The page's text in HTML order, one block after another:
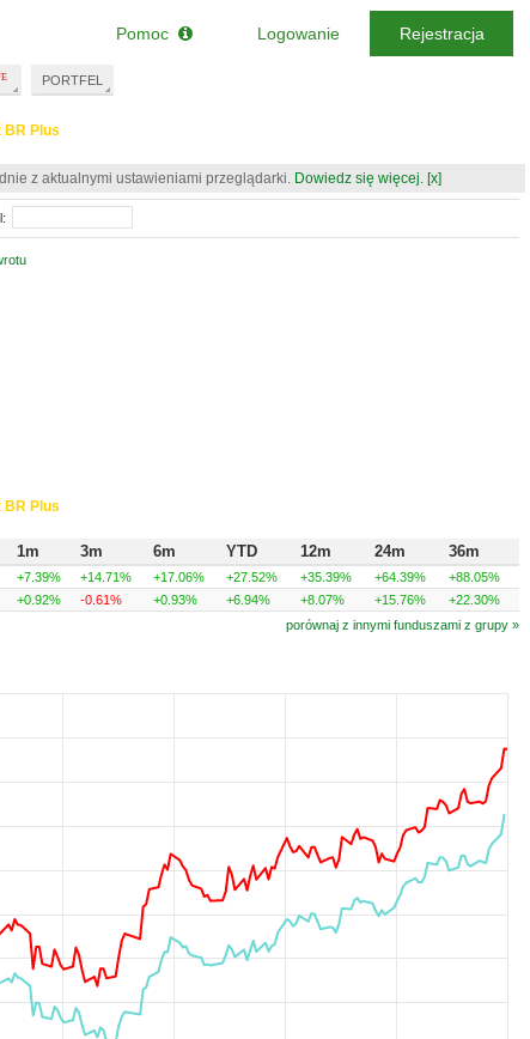
BR Plus
z aktualnymi ustawieniami przeglądarki. Dowiedz się więcej. [x]
BR Plus
1m 3m 6m YTD 12m 24m 36m
+7.39% +14.71% +17.06% +27.52% +35.39% +64.39%
+88.05%
+0.92% -0.61% +0.93% +6.94% +8.07% +15.76%
+22.30%
porównaj z innymi funduszami z grupy »
PORTFEL
Pomoc Logowanie Rejestracja